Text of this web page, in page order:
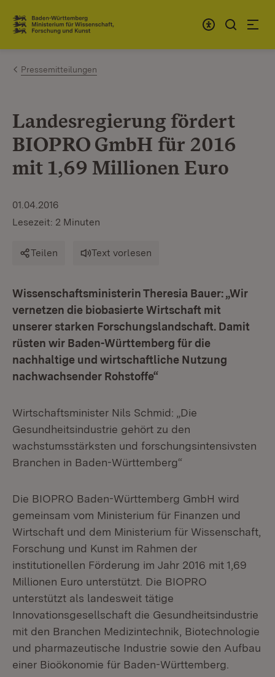
Zum Inhalt springen
Link zur Startseite
Pressemitteilungen
Landesregierung fördert
BIOPRO GmbH für 2016
mit 1,69 Millionen Euro
01.04.2016
Lesezeit: 2 Minuten
Teilen Text vorlesen
Wissenschaftsministerin Theresia Bauer: „Wir
vernetzen die biobasierte Wirtschaft mit
unserer starken Forschungslandschaft. Damit
rüsten wir Baden-Württemberg für die
nachhaltige und wirtschaftliche Nutzung
nachwachsender Rohstoffe“
Wirtschaftsminister Nils Schmid: „Die
Gesundheitsindustrie gehört zu den
wachstumsstärksten und forschungsintensivsten
Branchen in Baden-Württemberg“
Die BIOPRO Baden-Württemberg GmbH wird
gemeinsam vom Ministerium für Finanzen und
Wirtschaft und dem Ministerium für Wissenschaft,
Forschung und Kunst im Rahmen der
institutionellen Förderung im Jahr 2016 mit 1,69
Millionen Euro unterstützt. Die BIOPRO
unterstützt als landesweit tätige
Innovationsgesellschaft die Gesundheitsindustrie
mit den Branchen Medizintechnik, Biotechnologie
und pharmazeutische Industrie sowie den Aufbau
einer Bioökonomie für Baden-Württemberg.